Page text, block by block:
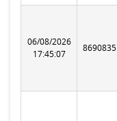
06/08/2026
17:45:07
8690835